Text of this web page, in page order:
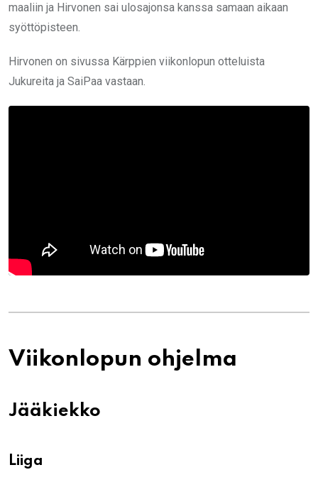
maaliin ja Hirvonen sai ulosajonsa kanssa samaan aikaan
syöttöpisteen.
Hirvonen on sivussa Kärppien viikonlopun otteluista
Jukureita ja SaiPaa vastaan.
Viikonlopun ohjelma
Jääkiekko
Liiga